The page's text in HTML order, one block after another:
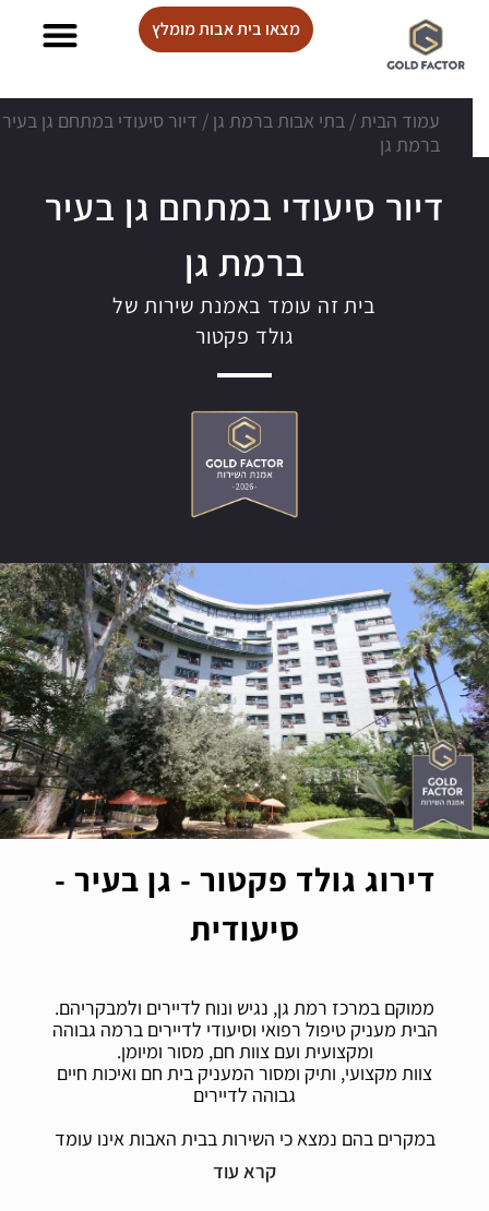
מצאו בית אבות מומלץ
עמוד הבית/ בתי אבות ברמת גן / דיור סיעודי במתחם גן בעיר
ברמת גן
דיור סיעודי במתחם גן בעיר
ברמת גן
בית זה עומד באמנת שירות של
גולד פקטור
דירוג גולד פקטור - גן בעיר -
סיעודית
ממוקם במרכז רמת גן, נגיש ונוח לדיירים ולמבקריהם.
הבית מעניק טיפול רפואי וסיעודי לדיירים ברמה גבוהה
ומקצועית ועם צוות חם, מסור ומיומן.
צוות מקצועי, ותיק ומסור המעניק בית חם ואיכות חיים
גבוהה לדיירים
במקרים בהם נמצא כי השירות בבית האבות אינו עומד
רק לאחר עמידתו בדירוג וסקירה